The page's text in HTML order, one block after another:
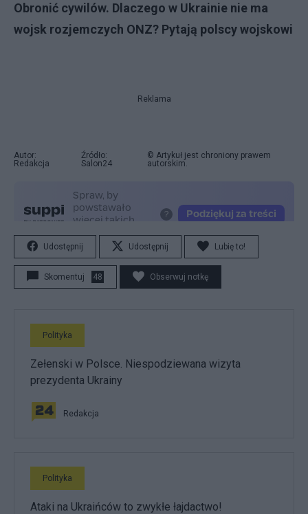
Obronić cywilów. Dlaczego w Ukrainie nie ma
wojsk rozjemczych ONZ? Pytają polscy wojskowi
Reklama
Autor:
Redakcja
Źródło:
Salon24
© Artykuł jest chroniony prawem
autorskim.
Udostępnij Udostępnij Lubię to!
Skomentuj 48 Obserwuj notkę
Polityka
Zełenski w Polsce. Niespodziewana wizyta
prezydenta Ukrainy
Redakcja
Polityka
Ataki na Ukraińców to zwykłe łajdactwo!